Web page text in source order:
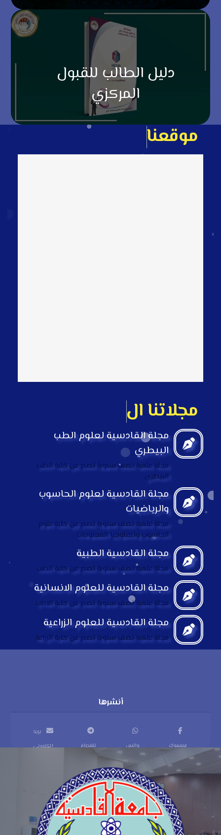
دليل الطالب للقبول
المركزي
موقعنا خ
مجلتناالع
مجلة القادسية لعلوم الطب
البيطري
مجلة علمية نصف سنوية تصدر عن كلية الطب
البيطري
مجلة القادسية لعلوم الحاسوب
والرياضيات
مجلة علمية نصف سنوية تصدر عن كلية علوم
الحاسوب وتكنلوجيا المعلومات
مجلة القادسية الطبية
مجلة علمية نصف سنوية تصدر عن كلية الطب
مجلة القادسية للعلوم الانسانية
مجلة علمية نصف سنوية تصدر عن كلية الاداب
مجلة القادسية للعلوم الزراعية
مجلة علمية نصف سنوية تصدر عن كلية الزراعة
فيسبوك
واتس
تيليجرام
بريد
إلكتروني